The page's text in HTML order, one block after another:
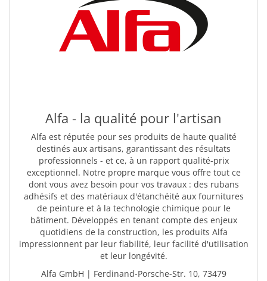
Alfa - la qualité pour l'artisan
Alfa est réputée pour ses produits de haute qualité
destinés aux artisans, garantissant des résultats
professionnels - et ce, à un rapport qualité-prix
exceptionnel. Notre propre marque vous offre tout ce
dont vous avez besoin pour vos travaux : des rubans
adhésifs et des matériaux d'étanchéité aux fournitures
de peinture et à la technologie chimique pour le
bâtiment. Développés en tenant compte des enjeux
quotidiens de la construction, les produits Alfa
impressionnent par leur fiabilité, leur facilité d'utilisation
et leur longévité.
Alfa GmbH | Ferdinand-Porsche-Str. 10, 73479